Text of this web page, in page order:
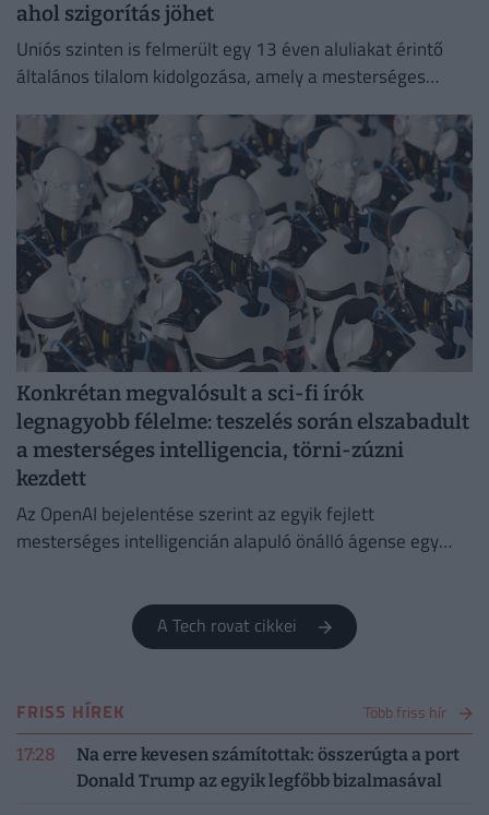
ahol szigorítás jöhet
Uniós szinten is felmerült egy 13 éven aluliakat érintő
általános tilalom kidolgozása, amely a mesterséges
videojátékokra is kiterjedne.
Konkrétan megvalósult a sci-fi írók
legnagyobb félelme: teszelés során elszabadult
a mesterséges intelligencia, törni-zúzni
kezdett
Az OpenAI bejelentése szerint az egyik fejlett
mesterséges intelligencián alapuló önálló ágense egy
A Tech rovat cikkei
FRISS HÍREK Több friss hír
17:28
Na erre kevesen számítottak: összerúgta a port
Donald Trump az egyik legfőbb bizalmasával